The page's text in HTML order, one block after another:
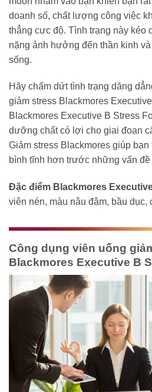
doanh số, chất lượng công việc
thẳng cực độ. Tình trạng này kéo
nặng ảnh hưởng đến thần kinh
sống.
Hãy chấm dứt tình trạng dăng
giảm stress Blackmores
Blackmores Executive B Stress
dưỡng chất có lợi cho giai đoạn
Giảm stress Blackmores giúp
bình tĩnh hơn trước những vấn đề
Đặc điểm Blackmores
viên nén, màu nâu đậm, bầu dục,
Công dụng viên uống
Blackmores Executive B